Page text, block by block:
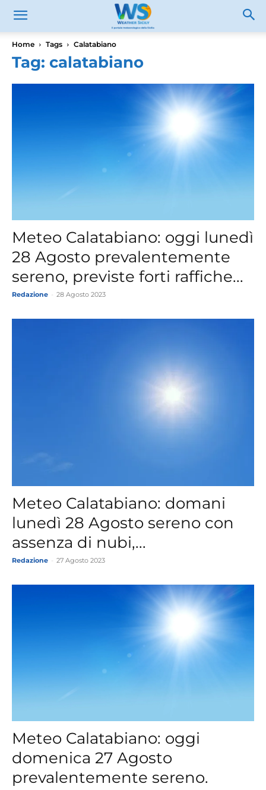
Home Tags Calatabiano
Tag: calatabiano
Meteo Calatabiano: oggi lunedì
28 Agosto prevalentemente
sereno, previste forti raffiche...
Redazione 28 Agosto 2023
Meteo Calatabiano: domani
lunedì 28 Agosto sereno con
assenza di nubi,...
Redazione 27 Agosto 2023
Meteo Calatabiano: oggi
domenica 27 Agosto
prevalentemente sereno.